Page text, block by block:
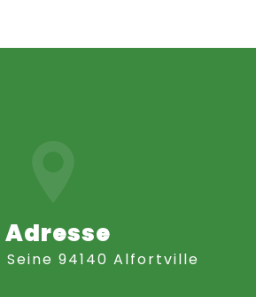
Adresse
Seine 94140 Alfortville